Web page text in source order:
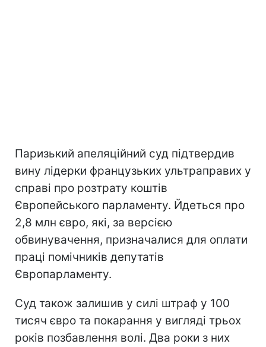
Паризький апеляційний суд підтвердив
вину лідерки французьких ультраправих у
справі про розтрату коштів
Європейського парламенту. Йдеться про
2,8 млн євро, які, за версією
обвинувачення, призначалися для оплати
праці помічників депутатів
Європарламенту.
Суд також залишив у силі штраф у 100
тисяч євро та покарання у вигляді трьох
років позбавлення волі. Два роки з них